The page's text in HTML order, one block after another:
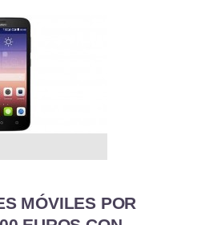
MÓVILES POR